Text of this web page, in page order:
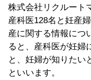
株式会社リクルート
産科医128名と妊産
産に関する情報につ
ると、産科医が妊婦
と、妊婦が知りたい
といいます。